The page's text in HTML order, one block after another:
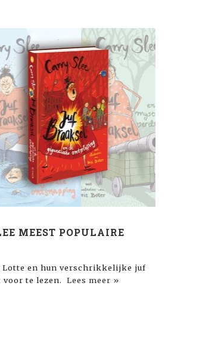
MEEST POPULAIRE
Lotte en hun verschrikkelijke juf
te lezen. Lees meer »